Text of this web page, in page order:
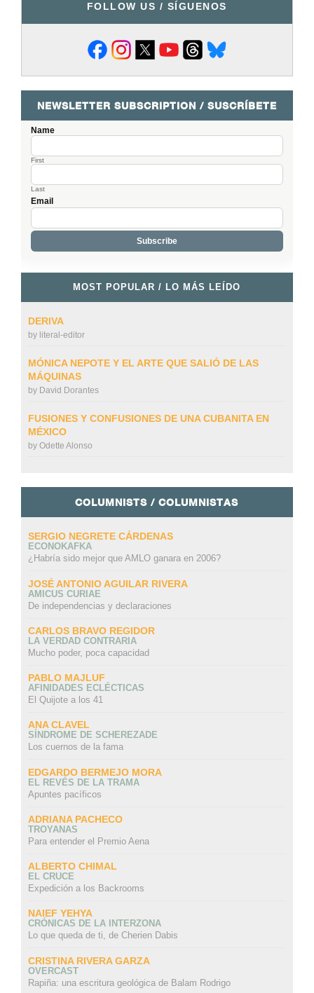
FOLLOW US / SÍGUENOS
NEWSLETTER SUBSCRIPTION / SUSCRÍBETE
Name
First
Last
Email
MOST POPULAR / LO MÁS LEÍDO
DERIVA
by literal-editor
MÓNICA NEPOTE Y EL ARTE QUE SALIÓ DE LAS
MÁQUINAS
by David Dorantes
FUSIONES Y CONFUSIONES DE UNA CUBANITA EN
MÉXICO
by Odette Alonso
COLUMNISTS / COLUMNISTAS
SERGIO NEGRETE CÁRDENAS
ECONOKAFKA
¿Habría sido mejor que AMLO ganara en 2006?
JOSÉ ANTONIO AGUILAR RIVERA
AMICUS CURIAE
De independencias y declaraciones
CARLOS BRAVO REGIDOR
LA VERDAD CONTRARIA
Mucho poder, poca capacidad
PABLO MAJLUF
AFINIDADES ECLÉCTICAS
El Quijote a los 41
ANA CLAVEL
SÍNDROME DE SCHEREZADE
Los cuernos de la fama
EDGARDO BERMEJO MORA
EL REVÉS DE LA TRAMA
Apuntes pacíficos
ADRIANA PACHECO
TROYANAS
Para entender el Premio Aena
ALBERTO CHIMAL
EL CRUCE
Expedición a los Backrooms
NAIEF YEHYA
CRÓNICAS DE LA INTERZONA
Lo que queda de ti, de Cherien Dabis
CRISTINA RIVERA GARZA
OVERCAST
Rapiña: una escritura geológica de Balam Rodrigo